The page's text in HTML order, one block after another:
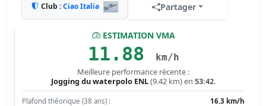
Club :Ciao Italia Partager
ESTIMATION VMA
11.88 km/h
Meilleure performance récente :
Jogging du waterpolo ENL(9.42 km) en 53:42.
Plafond théorique (38 ans) :
16.3 km/h